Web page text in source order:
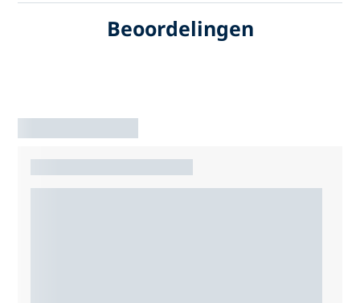
Beoordelingen